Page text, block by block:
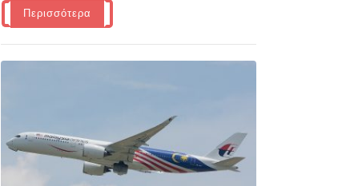
Περισσότερα